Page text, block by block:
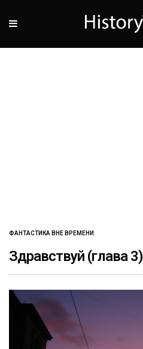
ФАНТАСТИКА ВНЕ ВРЕМЕНИ
Здравствуй (глава 3)